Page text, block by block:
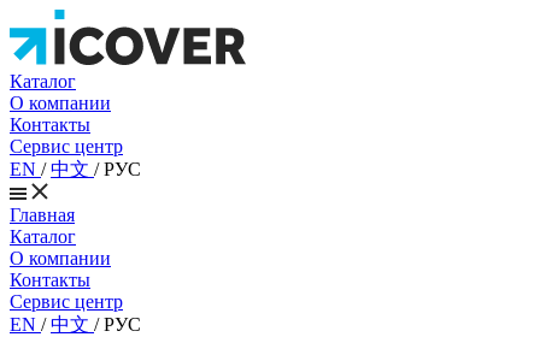
Каталог
О компании
Контакты
Сервис центр
EN /中文 /РУС
Главная
Каталог
О компании
Контакты
Сервис центр
EN /中文 /РУС